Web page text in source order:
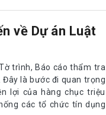
về Dự án Luật
trình, Báo cáo thẩm tra
Đây là bước đi quan trọng
lợi của hàng chục triệu
các tổ chức tín dụng